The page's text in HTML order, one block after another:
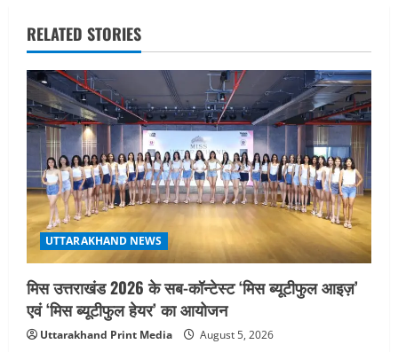
g
a
t
i
o
n
RELATED STORIES
UTTARAKHAND NEWS
मिस उत्तराखंड 2026 के सब-कॉन्टेस्ट ‘मिस ब्यूटीफुल आइज़’
एवं ‘मिस ब्यूटीफुल हेयर’ का आयोजन
Uttarakhand Print Media August 5, 2026